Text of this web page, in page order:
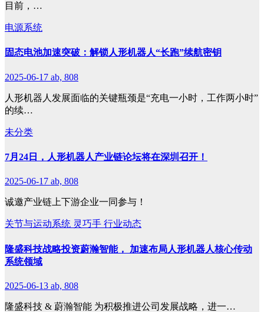
目前，…
电源系统
固态电池加速突破：解锁人形机器人“长跑”续航密钥
2025-06-17 ab, 808
人形机器人发展面临的关键瓶颈是“充电一小时，工作两小时”
的续…
未分类
7月24日，人形机器人产业链论坛将在深圳召开！
2025-06-17 ab, 808
诚邀产业链上下游企业一同参与！
关节与运动系统 灵巧手 行业动态
隆盛科技战略投资蔚瀚智能， 加速布局人形机器人核心传动
系统领域
2025-06-13 ab, 808
隆盛科技 & 蔚瀚智能 为积极推进公司发展战略，进一…